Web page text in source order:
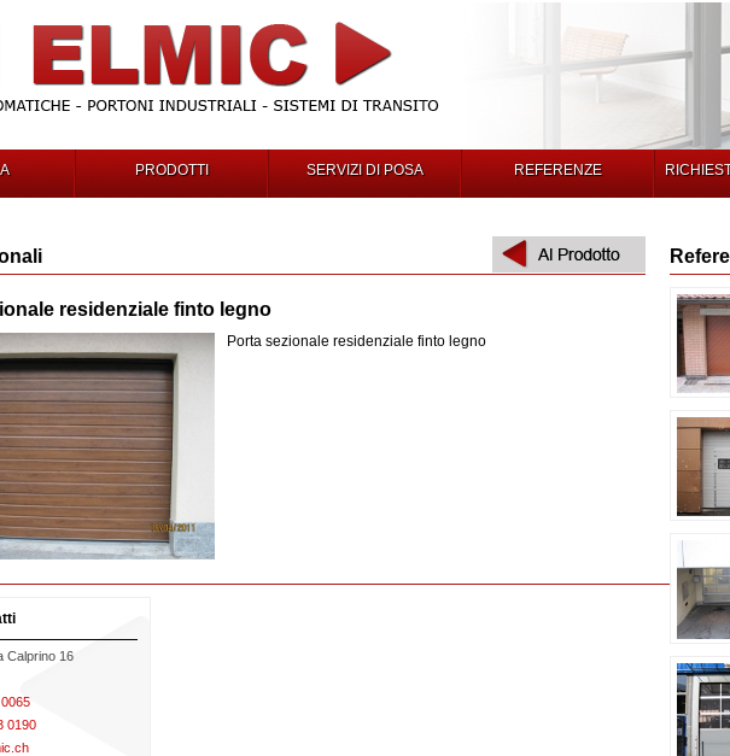
PRODOTTI SERVIZI DI POSA REFERENZE
residenziale finto legno
Porta sezionale residenziale finto legno
Calprino 16
0190